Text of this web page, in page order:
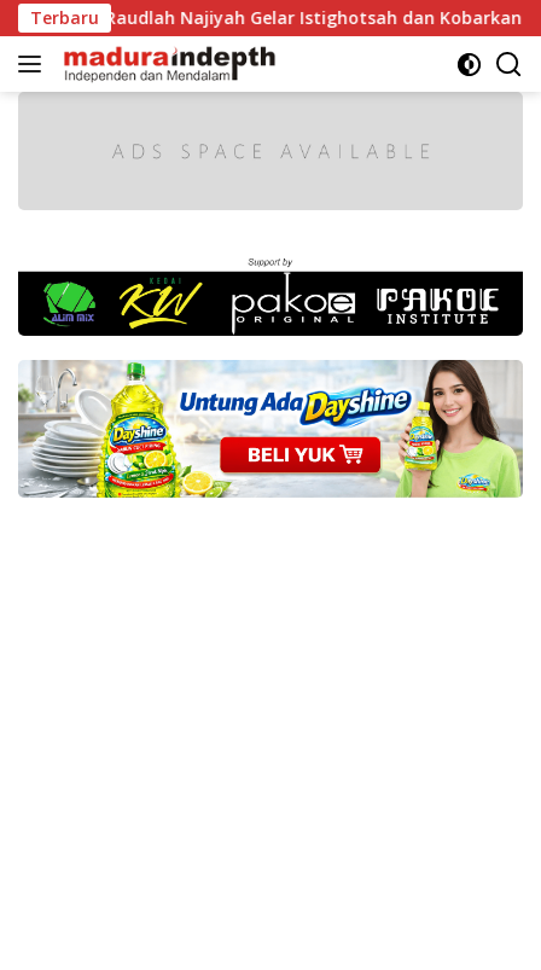
Langsung
ke
konten
Terbaru
MA Raudlah Najiyah Gelar Istighotsah dan Kobarkan